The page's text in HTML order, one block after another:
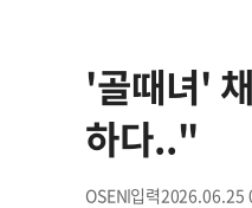
'골때녀'
하다.."
OSEN 2026.06.25